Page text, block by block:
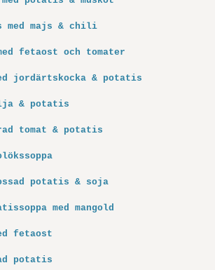
med majs & chili
fetaost och tomater
jordärtskocka & potatis
& potatis
tomat & potatis
potatis & soja
med mangold
fetaost
potatis